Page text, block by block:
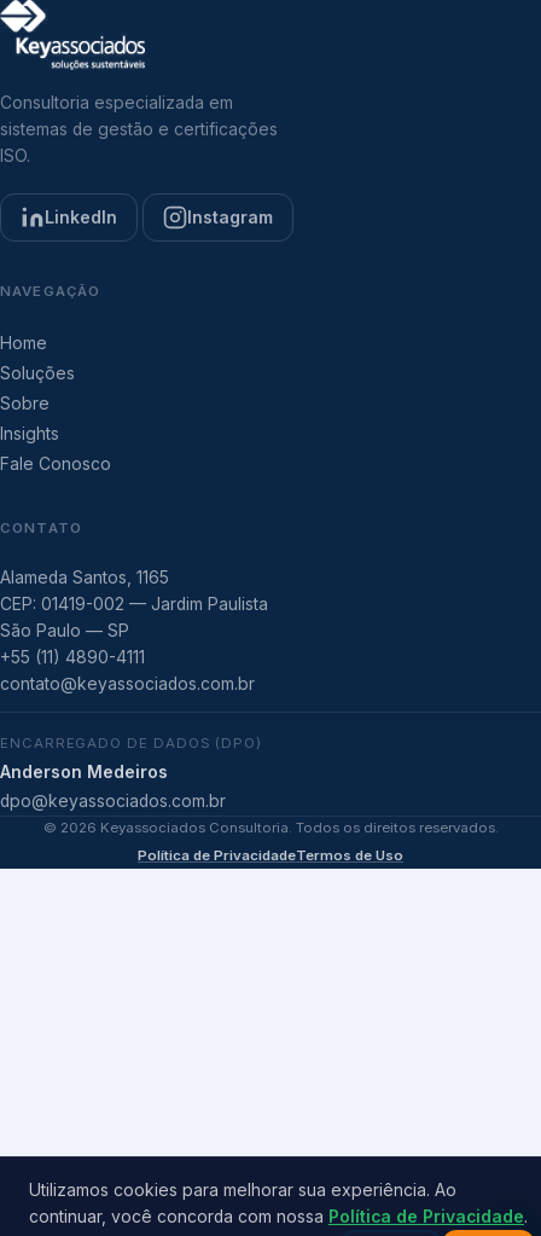
Consultoria especializada em
sistemas de gestão e certificações
ISO.
LinkedIn Instagram
NAVEGAÇÃO
Home
Soluções
Sobre
Insights
Fale Conosco
CONTATO
Alameda Santos, 1165
CEP: 01419-002 — Jardim Paulista
São Paulo — SP
+55 (11) 4890-4111
contato@keyassociados.com.br
ENCARREGADO DE DADOS (DPO)
Anderson Medeiros
dpo@keyassociados.com.br
© 2026 Keyassociados Consultoria. Todos os direitos reservados.
Política de PrivacidadeTermos de Uso
Utilizamos cookies para melhorar sua experiência. Ao
continuar, você concorda com nossa Política de Privacidade.